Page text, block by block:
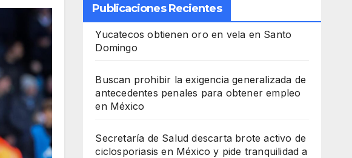
Publicaciones Recientes
Yucatecos obtienen oro en vela en Santo
Domingo
Buscan prohibir la exigencia generalizada de
antecedentes penales para obtener empleo
en México
Secretaría de Salud descarta brote activo de
ciclosporiasis en México y pide tranquilidad a